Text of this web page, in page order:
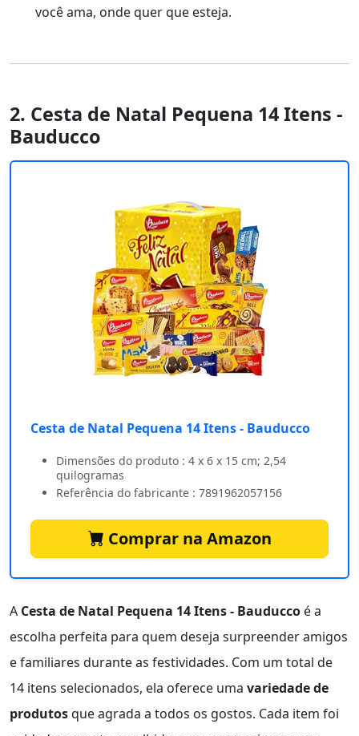
você ama, onde quer que esteja.
2. Cesta de Natal Pequena 14 Itens -
Bauducco
Cesta de Natal Pequena 14 Itens - Bauducco
Dimensões do produto : 4 x 6 x 15 cm; 2,54
quilogramas
Referência do fabricante : 7891962057156
Comprar na Amazon
A Cesta de Natal Pequena 14 Itens - Bauducco é a
escolha perfeita para quem deseja surpreender amigos
e familiares durante as festividades. Com um total de
14 itens selecionados, ela oferece uma variedade de
produtosque agrada a todos os gostos. Cada item foi